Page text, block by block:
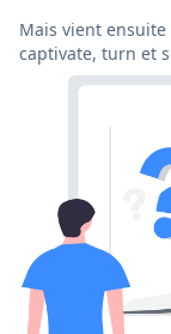
Mais vient
captivate, turn et